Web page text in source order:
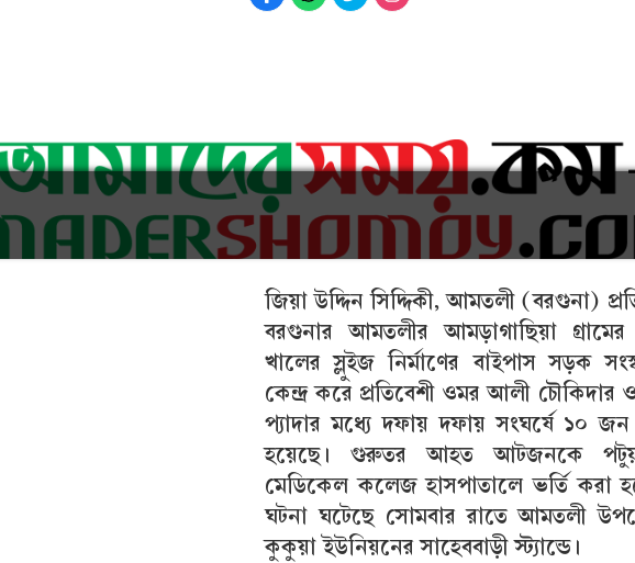
জিয়া উদ্দিন সিদ্দিকী, আমতলী (বরগুনা)
বরগুনার আমতলীর আমড়াগাছিয়া
খালের স্লুইজ নির্মাণের বাইপাস সড়ক
কেন্দ্র করে প্রতিবেশী ওমর আলী চৌকিদার
প্যাদার মধ্যে দফায় দফায় সংঘর্ষে ১০
হয়েছে। গুরুতর আহত আটজনকে
মেডিকেল কলেজ হাসপাতালে ভর্তি করা
ঘটনা ঘটেছে সোমবার রাতে আমতলী
কুকুয়া ইউনিয়নের সাহেববাড়ী স্ট্যান্ডে।